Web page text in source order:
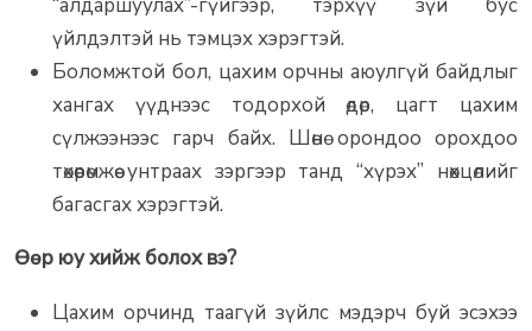
“алдаршуулах”-гүйгээр, тэрхүү зүй бус
үйлдэлтэй нь тэмцэх хэрэгтэй.
Боломжтой бол, цахим орчны аюулгүй байдлыг
хангах үүднээс тодорхой өдөр, цагт цахим
сүлжээнээс гарч байх. Шөнө орондоо орохдоо
төхөөрөмжөө унтраах зэргээр танд “хүрэх” нөхцөлийг
багасгах хэрэгтэй.
Өөр юу хийж болох вэ?
Цахим орчинд таагүй зүйлс мэдэрч буй эсэхээ